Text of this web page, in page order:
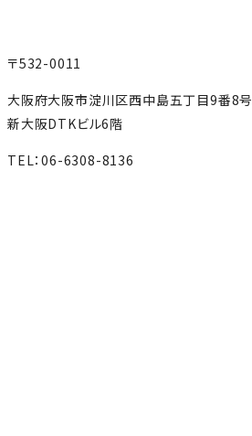
〒532-0011
大阪府大阪市淀川区西中島五丁目9番8号
新大阪DTKビル6階
TEL：06-6308-8136